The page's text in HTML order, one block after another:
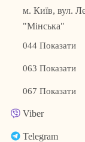
м. Київ, вул.
"Мінська"
044 Показати
063 Показати
067 Показати
Viber
Telegram